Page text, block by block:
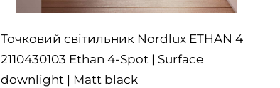
Точковий світильник Nordlux ETHAN 4
2110430103 Ethan 4-Spot | Surface
downlight | Matt black